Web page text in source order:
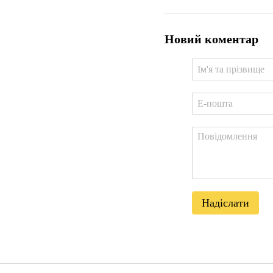
Новий коментар
Надіслати